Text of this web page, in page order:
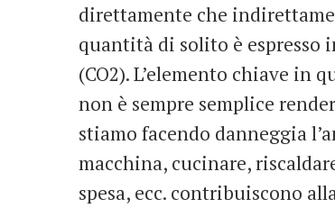
direttamente che
quantità di solito è
(CO2). L’elemento chiave in
non è sempre semplice
stiamo facendo danneggia
macchina, cucinare,
spesa, ecc. contribuiscono